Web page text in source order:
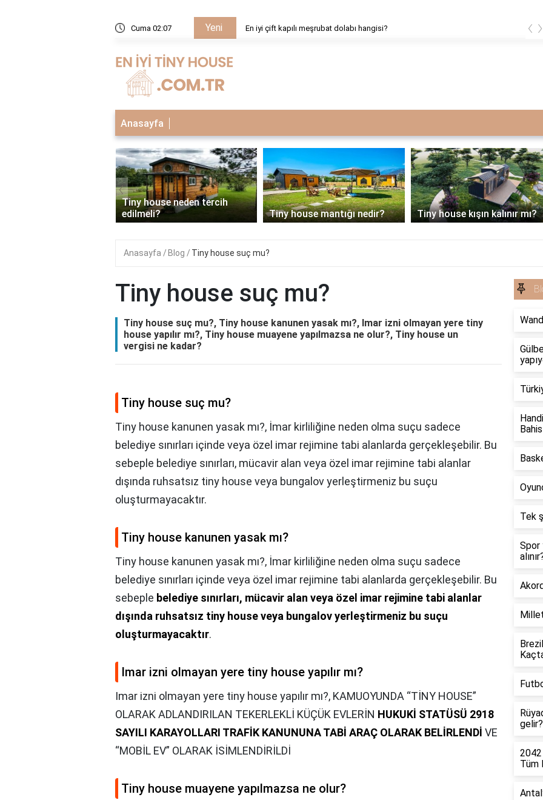
Cuma 02:07 Yeni En iyi çift kapılı meşrubat dolabı hangisi? ‹ ›
Anasayfa
Tiny house mantığı nedir? Tiny house kışın kalınır mı?
1 derece sit alanına tiny
house yapılır mı?
‹
Anasayfa Blog Tiny house suç mu?
Tiny house suç mu?
Tiny house suç mu?, Tiny house kanunen yasak mı?, Imar izni olmayan yere tiny
house yapılır mı?, Tiny house muayene yapılmazsa ne olur?, Tiny house un
vergisi ne kadar?
Tiny house suç mu?
Tiny house kanunen yasak mı?, İmar kirliliğine neden olma suçu sadece
belediye sınırları içinde veya özel imar rejimine tabi alanlarda gerçekleşebilir. Bu
sebeple belediye sınırları, mücavir alan veya özel imar rejimine tabi alanlar
dışında ruhsatsız tiny house veya bungalov yerleştirmeniz bu suçu
oluşturmayacaktır.
Tiny house kanunen yasak mı?
Tiny house kanunen yasak mı?, İmar kirliliğine neden olma suçu sadece
belediye sınırları içinde veya özel imar rejimine tabi alanlarda gerçekleşebilir. Bu
sebeple belediye sınırları, mücavir alan veya özel imar rejimine tabi alanlar
dışında ruhsatsız tiny house veya bungalov yerleştirmeniz bu suçu
oluşturmayacaktır.
Imar izni olmayan yere tiny house yapılır mı?
Imar izni olmayan yere tiny house yapılır mı?, KAMUOYUNDA “TİNY HOUSE”
OLARAK ADLANDIRILAN TEKERLEKLİ KÜÇÜK EVLERİN HUKUKİ STATÜSÜ 2918
SAYILI KARAYOLLARI TRAFİK KANUNUNA TABİ ARAÇ OLARAK BELİRLENDİ VE
“MOBİL EV” OLARAK İSİMLENDİRİLDİ
Tiny house muayene yapılmazsa ne olur?
Tek
Spor
gelir?
2042
Tüm